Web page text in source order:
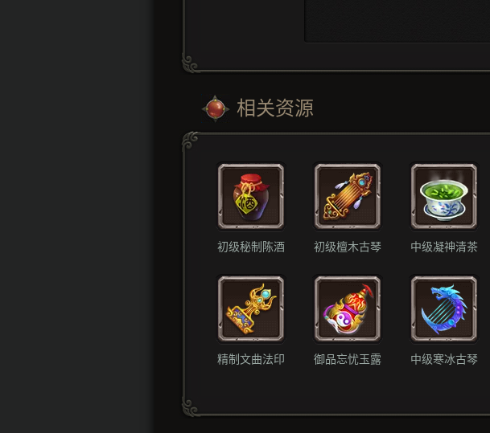
相关资源
初级秘制陈酒 初级檀木古琴 中级凝神清茶
精制文曲法印 御品忘忧玉露 中级寒冰古琴